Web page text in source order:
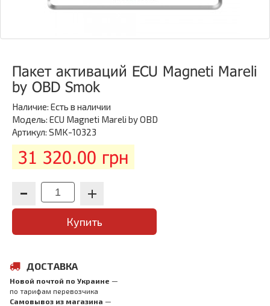
Пакет активаций ECU Magneti Mareli
by OBD Smok
Наличие: Есть в наличии
Модель: ECU Magneti Mareli by OBD
Артикул: SMK-10323
31 320.00 грн
Купить
ДОСТАВКА
Новой почтой по Украине —
по тарифам перевозчика
Самовывоз из магазина —